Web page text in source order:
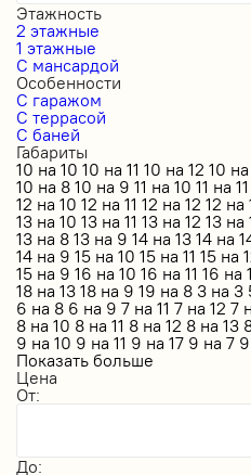
Этажность
2 этажные
1 этажные
С мансардой
Особенности
С гаражом
С террасой
С баней
Габариты
10 на 10 10 на 11 10 на 12 10
10 на 8 10 на 9 11 на 10 11 на 11
12 на 10 12 на 11 12 на 12 12 на
13 на 10 13 на 11 13 на 12 13 на
13 на 8 13 на 9 14 на 13 14 на
14 на 9 15 на 10 15 на 11 15 на
15 на 9 16 на 10 16 на 11 16 на
18 на 13 18 на 9 19 на 8 3 на 3
6 на 8 6 на 9 7 на 11 7 на 12 7
8 на 10 8 на 11 8 на 12 8 на 13
9 на 10 9 на 11 9 на 17 9 на 7
Показать больше
Цена
От:
До: